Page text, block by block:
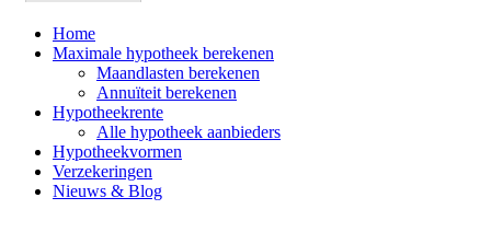
Home
Maximale hypotheek berekenen
Maandlasten berekenen
Annuïteit berekenen
Hypotheekrente
Alle hypotheek aanbieders
Hypotheekvormen
Verzekeringen
Nieuws & Blog